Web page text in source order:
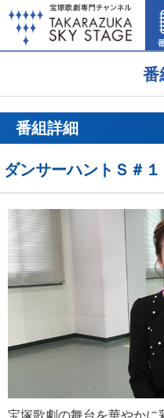
番
番組詳細
ダンサーハントＳ＃１
宝塚歌劇の舞台を華やかに